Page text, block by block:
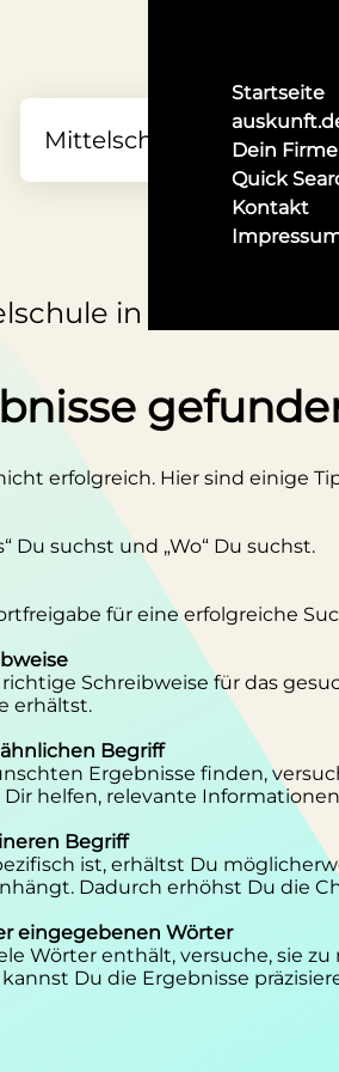
Startseite
Dein
Quick
Kontakt
in Wangen
erfolgreich. Hier sind einige
Du suchst und „Wo“ Du suchst.
für eine erfolgreiche
richtige Schreibweise für das
erhältst.
Begriff
Ergebnisse finden,
helfen, relevante
Begriff
ist, erhältst Du
Dadurch erhöhst Du die
eingegebenen Wörter
Wörter enthält, versuche, sie
Du die Ergebnisse